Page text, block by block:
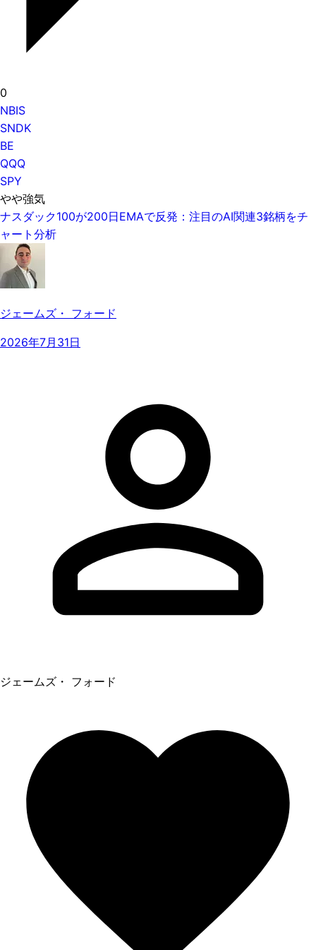
0
NBIS
SNDK
BE
QQQ
SPY
やや強気
ナスダック100が200日EMAで反発：注目のAI関連3銘柄をチ
ャート分析
ジェームズ・ フォード
2026年7月31日
ジェームズ・ フォード